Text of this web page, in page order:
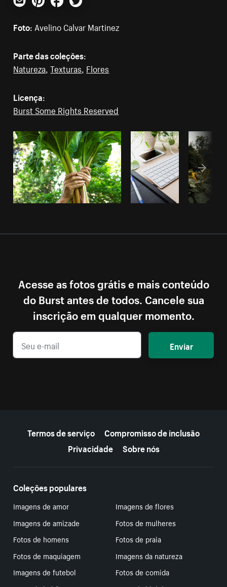
E-mailPinterestFacebookTwitter
Foto: Avelino Calvar Martinez
Parte das coleções:
Natureza ,Texturas Flores
Licença:
Burst Some Rights Reserved
Acesse as fotos grátis e mais conteúdo
do Burst antes de todos. Cancele sua
inscrição em qualquer momento.
Enviar
Termos de serviço
Compromisso de inclusão
Privacidade
Sobre nós
Coleções populares
Imagens de amor
Imagens de flores
Imagens de amizade
Fotos de mulheres
Fotos de homens
Fotos de praia
Fotos de maquiagem
Imagens da natureza
Imagens de futebol
Fotos de comida